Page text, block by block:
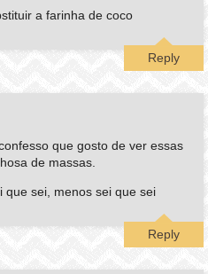
a farinha de coco
Reply
que gosto de ver essas
de massas.
que sei, menos sei que sei
Reply